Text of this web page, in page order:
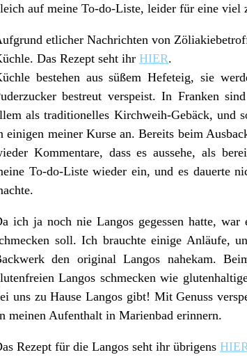
auf meine To-do-Liste, leider für eine viel
etlicher Nachrichten von
Das Rezept seht ihr HIER.
bestehen aus süßem Hefeteig, sie
bestreut verspeist. In Franken
als traditionelles Kirchweih-Gebäck, und
einigen meiner Kurse an. Bereits beim
Kommentare, dass es aussehe, als
To-do-Liste wieder ein, und es dauerte
ich ja noch nie Langos gegessen hatte,
soll. Ich brauchte einige Anläufe,
den original Langos nahekam.
Langos schmecken wie
uns zu Hause Langos gibt! Mit Genuss
meinen Aufenthalt in Marienbad erinnern.
Rezept für die Langos seht ihr übrigens HIER